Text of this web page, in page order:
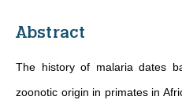
Abstract
The history of malaria dates
zoonotic origin in primates in